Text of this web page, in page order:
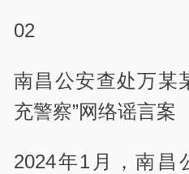
02
南昌公安查处万某
充警察”网络谣言案
2024年1月，南昌